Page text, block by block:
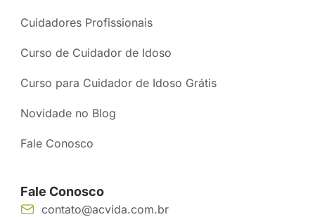
Cuidadores Profissionais
Curso de Cuidador de Idoso
Curso para Cuidador de Idoso Grátis
Novidade no Blog
Fale Conosco
Fale Conosco
contato@acvida.com.br